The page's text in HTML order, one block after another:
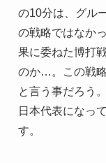
の10分は、グル
の戦略ではなか
果に委ねた博打
のか…。この戦
と言う事だろう
日本代表になっ
す。